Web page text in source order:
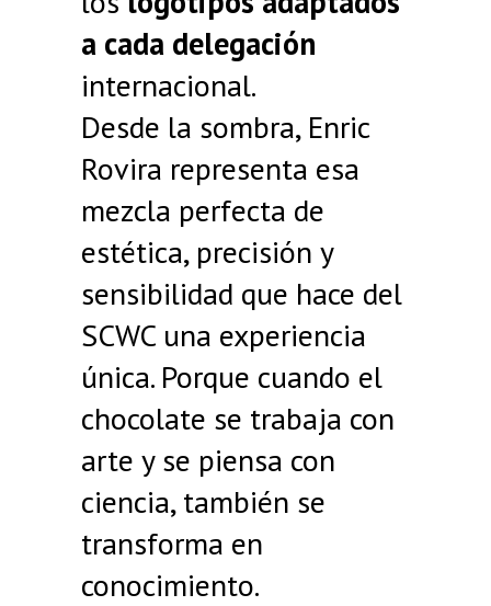
a cada delegación
internacional.
Desde la sombra, Enric
Rovira representa esa
mezcla perfecta de
estética, precisión y
sensibilidad que hace del
SCWC una experiencia
única. Porque cuando el
chocolate se trabaja con
arte y se piensa con
ciencia, también se
transforma en
conocimiento.